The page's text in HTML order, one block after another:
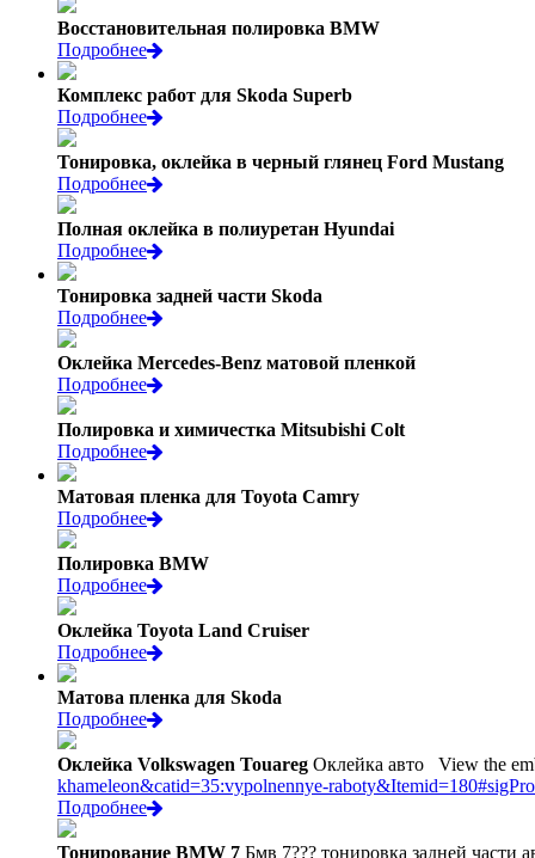
Восстановительная полировка BMW
Подробнее
Комплекс работ для Skoda Superb
Подробнее
Тонировка, оклейка в черный глянец Ford Mustang
Подробнее
Полная оклейка в полиуретан Hyundai
Подробнее
Тонировка задней части Skoda
Подробнее
Оклейка Mercedes-Benz матовой пленкой
Подробнее
Полировка и химичестка Mitsubishi Colt
Подробнее
Матовая пленка для Toyota Camry
Подробнее
Полировка BMW
Подробнее
Оклейка Toyota Land Cruiser
Подробнее
Матова пленка для Skoda
Подробнее
Оклейка Volkswagen Touareg Оклейка авто View the
khameleon&catid=35:vypolnennye-
Подробнее
Тонирование BMW 7 Бмв 7??? тонировка задней части